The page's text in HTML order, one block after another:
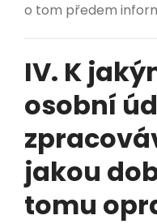
o tom předem
IV. K
osobní
jakou
tomu